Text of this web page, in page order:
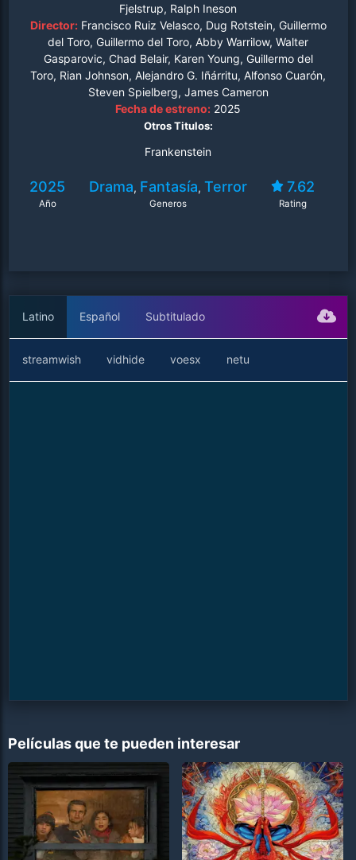
Fjelstrup, Ralph Ineson
Director: Francisco Ruiz Velasco, Dug Rotstein, Guillermo
del Toro, Guillermo del Toro, Abby Warrilow, Walter
Gasparovic, Chad Belair, Karen Young, Guillermo del
Toro, Rian Johnson, Alejandro G. Iñárritu, Alfonso Cuarón,
Steven Spielberg, James Cameron
Fecha de estreno: 2025
Otros Titulos:
Frankenstein
2025
Año
Drama, Fantasía, Terror
Generos
7.62
Rating
Latino Español Subtitulado
streamwish vidhide voesx netu
Películas que te pueden interesar